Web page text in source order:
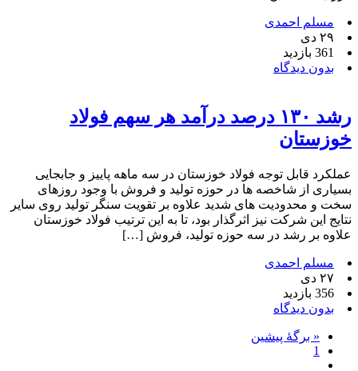
مسلم احمدی
۲۹ دی
361 بازدید
بدون دیدگاه
رشد ۱۳۰ درصد درآمد هر سهم فولاد
خوزستان
عملکرد قابل توجه فولاد خوزستان در سه ماهه پاییز و جابجایی
بسیاری از شاخصه ها در حوزه تولید و فروش با وجود روزهای
سخت و محدودیت های شدید علاوه بر تقویت سنگر تولید روی سایر
نتایج این شرکت نیز اثرگذار بود، تا به این ترتیب فولاد خوزستان
علاوه بر رشد در سه حوزه تولید، فروش […]
مسلم احمدی
۲۷ دی
356 بازدید
بدون دیدگاه
« برگه‌ٔ پیشین
1